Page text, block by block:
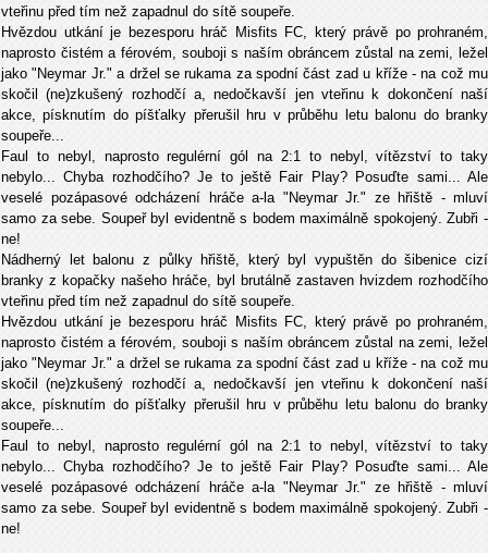
vteřinu před tím než zapadnul do sítě soupeře.
Hvězdou utkání je bezesporu hráč Misfits FC, který právě po prohraném,
naprosto čistém a férovém, souboji s naším obráncem zůstal na zemi, ležel
jako "Neymar Jr." a držel se rukama za spodní část zad u kříže - na což mu
skočil (ne)zkušený rozhodčí a, nedočkavší jen vteřinu k dokončení naší
akce, písknutím do píšťalky přerušil hru v průběhu letu balonu do branky
soupeře...
Faul to nebyl, naprosto regulérní gól na 2:1 to nebyl, vítězství to taky
nebylo... Chyba rozhodčího? Je to ještě Fair Play? Posuďte sami... Ale
veselé pozápasové odcházení hráče a-la "Neymar Jr." ze hřiště - mluví
samo za sebe. Soupeř byl evidentně s bodem maximálně spokojený. Zubři -
ne!
Nádherný let balonu z půlky hřiště, který byl vypuštěn do šibenice cizí
branky z kopačky našeho hráče, byl brutálně zastaven hvizdem rozhodčího
vteřinu před tím než zapadnul do sítě soupeře.
Hvězdou utkání je bezesporu hráč Misfits FC, který právě po prohraném,
naprosto čistém a férovém, souboji s naším obráncem zůstal na zemi, ležel
jako "Neymar Jr." a držel se rukama za spodní část zad u kříže - na což mu
skočil (ne)zkušený rozhodčí a, nedočkavší jen vteřinu k dokončení naší
akce, písknutím do píšťalky přerušil hru v průběhu letu balonu do branky
soupeře...
Faul to nebyl, naprosto regulérní gól na 2:1 to nebyl, vítězství to taky
nebylo... Chyba rozhodčího? Je to ještě Fair Play? Posuďte sami... Ale
veselé pozápasové odcházení hráče a-la "Neymar Jr." ze hřiště - mluví
samo za sebe. Soupeř byl evidentně s bodem maximálně spokojený. Zubři -
ne!